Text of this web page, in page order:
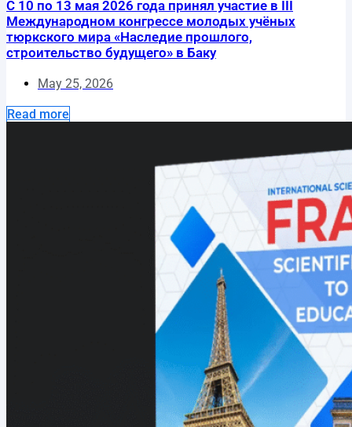
С 10 по 13 мая 2026 года принял участие в III
Международном конгрессе молодых учёных
тюркского мира «Наследие прошлого,
строительство будущего» в Баку
May 25, 2026
Read more